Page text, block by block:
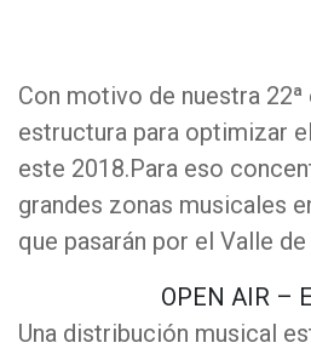
Con motivo de nuestra
estructura para optimizar
este 2018.Para eso
grandes zonas musicales
que pasarán por el Valle
OPEN AIR –
Una distribución musical